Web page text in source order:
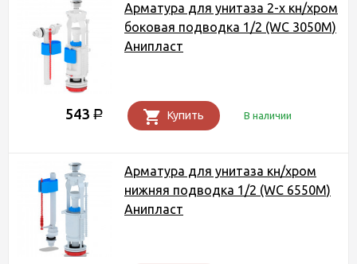
Арматура для унитаза 2-х кн/хром
боковая подводка 1/2 (WC 3050M)
Анипласт
543 Р Купить В наличии
Арматура для унитаза кн/хром
нижняя подводка 1/2 (WC 6550M)
Анипласт